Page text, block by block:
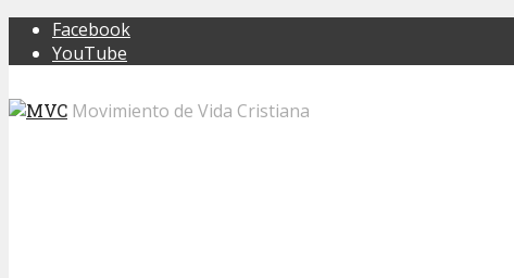
Facebook
YouTube
Movimiento de Vida Cristiana